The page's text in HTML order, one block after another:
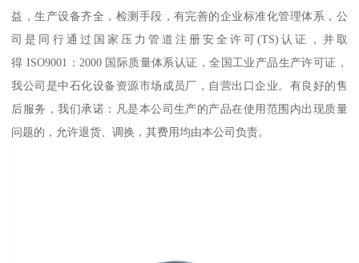
益，生产设备齐全，检测手段，有完善的企业标准化管理体系，公
司是同行通过国家压力管道注册安全许可(TS)认证，并取
得 ISO9001：2000 国际质量体系认证，全国工业产品生产许可证，
我公司是中石化设备资源市场成员厂，自营出口企业。有良好的售
后服务，我们承诺：凡是本公司生产的产品在使用范围内出现质量
问题的，允许退货、调换，其费用均由本公司负责。